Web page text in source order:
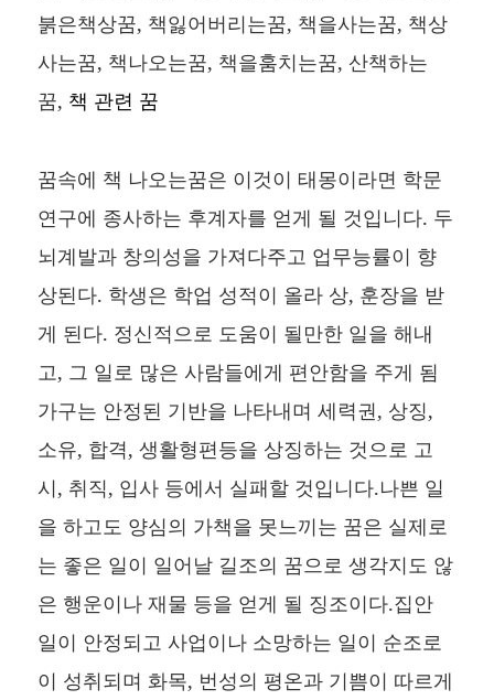
붉은책상꿈, 책잃어버리는꿈, 책을사는꿈, 책상
사는꿈, 책나오는꿈, 책을훔치는꿈, 산책하는
꿈, 책 관련 꿈
꿈속에 책 나오는꿈은 이것이 태몽이라면 학문
연구에 종사하는 후계자를 얻게 될 것입니다. 두
뇌계발과 창의성을 가져다주고 업무능률이 향
상된다. 학생은 학업 성적이 올라 상, 훈장을 받
게 된다. 정신적으로 도움이 될만한 일을 해내
고, 그 일로 많은 사람들에게 편안함을 주게 됨
가구는 안정된 기반을 나타내며 세력권, 상징,
소유, 합격, 생활형편등을 상징하는 것으로 고
시, 취직, 입사 등에서 실패할 것입니다.나쁜 일
을 하고도 양심의 가책을 못느끼는 꿈은 실제로
는 좋은 일이 일어날 길조의 꿈으로 생각지도 않
은 행운이나 재물 등을 얻게 될 징조이다.집안
일이 안정되고 사업이나 소망하는 일이 순조로
이 성취되며 화목, 번성의 평온과 기쁨이 따르게